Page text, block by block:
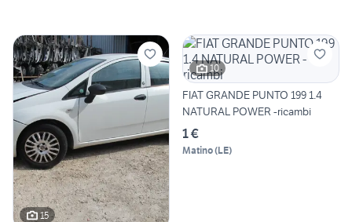
15
10
FIAT GRANDE PUNTO 199 1.4
NATURAL POWER -ricambi
1 €
Matino(LE)